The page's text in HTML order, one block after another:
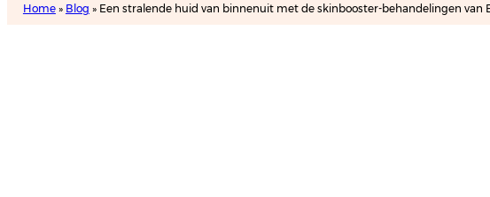
Home» Blog » Een stralende huid van binnenuit met de skinbooster-behandelingen van